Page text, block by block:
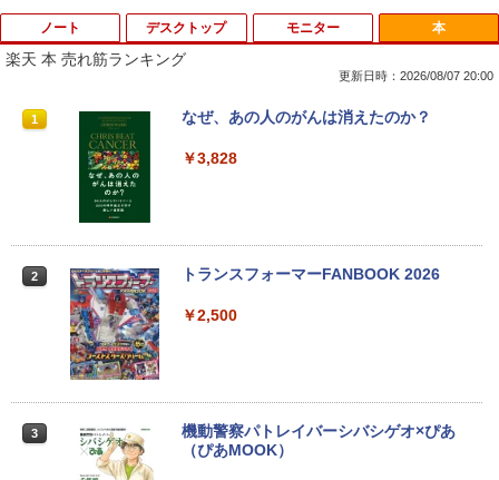
ノート
1
Amazon(アマゾン) タブレットPC New F
8BVX ［11型 /Wi-Fiモデル /ストレージ：
Windows11 ノートPC 14インチノート
け
￥21,800
デスクトップ モニター
1
PHILIPS/フィリップス 241V8/11 / 23.8型
ケーブル標準添付【中古/送料無料】※沖
リップス 23.8型 ワイド HDMI 24インチ
本
楽天 本 売れ筋ランキング
更新日時：2026/08/07 20:00
1 なぜ、あの人のがんは消えたのか？
￥3,828
2 トランスフォーマーFANBOOK 2026
￥2,500
3
機動警察パトレイバーシバシゲオ×ぴあ
（ぴあMOOK）